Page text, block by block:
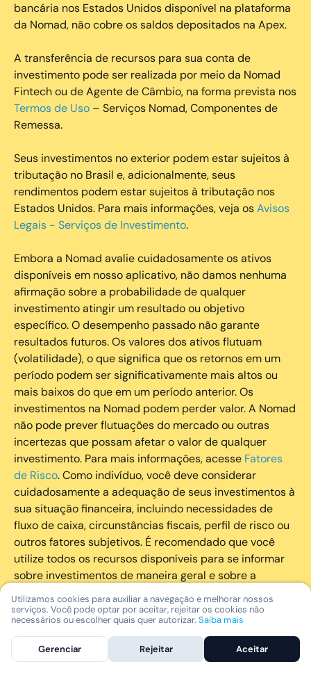
bancária nos Estados Unidos disponível na plataforma
da Nomad, não cobre os saldos depositados na Apex.
A transferência de recursos para sua conta de
investimento pode ser realizada por meio da Nomad
Fintech ou de Agente de Câmbio, na forma prevista nos
Termos de Uso – Serviços Nomad, Componentes de
Remessa.
Seus investimentos no exterior podem estar sujeitos à
tributação no Brasil e, adicionalmente, seus
rendimentos podem estar sujeitos à tributação nos
Estados Unidos. Para mais informações, veja osAvisos
Legais - Serviços de Investimento.
Embora a Nomad avalie cuidadosamente os ativos
disponíveis em nosso aplicativo, não damos nenhuma
afirmação sobre a probabilidade de qualquer
investimento atingir um resultado ou objetivo
específico. O desempenho passado não garante
resultados futuros. Os valores dos ativos flutuam
(volatilidade), o que significa que os retornos em um
período podem ser significativamente mais altos ou
mais baixos do que em um período anterior. Os
investimentos na Nomad podem perder valor. A Nomad
não pode prever flutuações do mercado ou outras
incertezas que possam afetar o valor de qualquer
investimento. Para mais informações, acesse Fatores
de Risco. Como indivíduo, você deve considerar
cuidadosamente a adequação de seus investimentos à
sua situação financeira, incluindo necessidades de
fluxo de caixa, circunstâncias fiscais, perfil de risco ou
outros fatores subjetivos. É recomendado que você
utilize todos os recursos disponíveis para se informar
sobre investimentos de maneira geral e sobre a
composição geral de seu portfólio. Questões fiscais ou
legais relativas aos investimentos realizados através da
Nomad devem ser obtidas pelos próprios clientes. A
Nomad e suas afiliadas não fornecem nenhum tipo de
aconselhamento legal ou fiscal.
Utilizamos cookies para auxiliar a navegação e melhorar nossos
serviços. Você pode optar por aceitar, rejeitar os cookies não
necessários ou escolher quais quer autorizar. Saiba mais
Gerenciar Rejeitar Aceitar